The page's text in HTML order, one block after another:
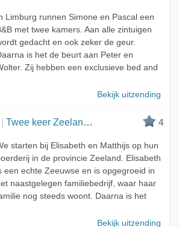
Limburg runnen Simone en Pascal een
met twee kamers. Aan alle zintuigen
gedacht en ook zeker de geur.
is het de beurt aan Peter en
Zij hebben een exclusieve bed and
Bekijk uitzending
Twee keer Zeeland, een keer Zuid-Holland 4
starten bij Elisabeth en Matthijs op hun
in de provincie Zeeland. Elisabeth
een echte Zeeuwse en is opgegroeid in
naastgelegen familiebedrijf, waar haar
nog steeds woont. Daarna is het
Bekijk uitzending